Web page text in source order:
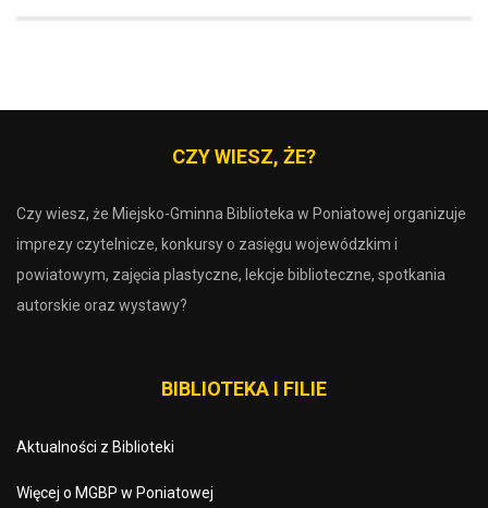
CZY WIESZ, ŻE?
Czy wiesz, że Miejsko-Gminna Biblioteka w Poniatowej organizuje
imprezy czytelnicze, konkursy o zasięgu wojewódzkim i
powiatowym, zajęcia plastyczne, lekcje biblioteczne, spotkania
autorskie oraz wystawy?
BIBLIOTEKA I FILIE
Aktualności z Biblioteki
Więcej o MGBP w Poniatowej